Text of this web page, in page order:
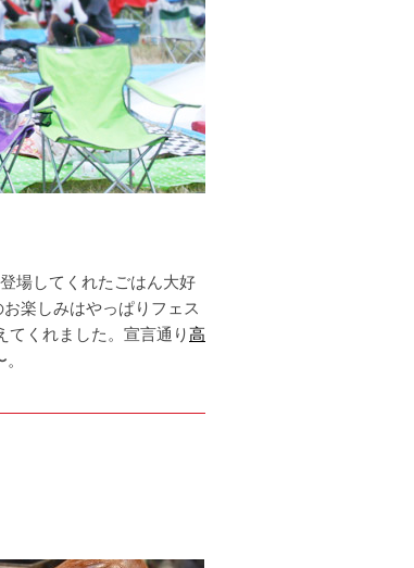
登場してくれたごはん大好
楽しみはやっぱりフェス
てくれました。宣言通り高